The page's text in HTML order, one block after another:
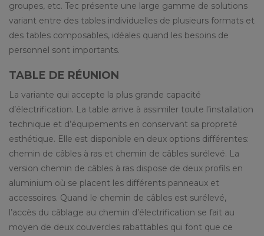
groupes, etc. Tec présente une large gamme de solutions
variant entre des tables individuelles de plusieurs formats et
des tables composables, idéales quand les besoins de
personnel sont importants.
TABLE DE RÉUNION
La variante qui accepte la plus grande capacité
d’électrification. La table arrive à assimiler toute l’installation
technique et d’équipements en conservant sa propreté
esthétique. Elle est disponible en deux options différentes:
chemin de câbles à ras et chemin de câbles surélevé. La
version chemin de câbles à ras dispose de deux profils en
aluminium où se placent les différents panneaux et
accessoires. Quand le chemin de câbles est surélevé,
l’accès du câblage au chemin d’électrification se fait au
moyen de deux couvercles rabattables qui font que ce